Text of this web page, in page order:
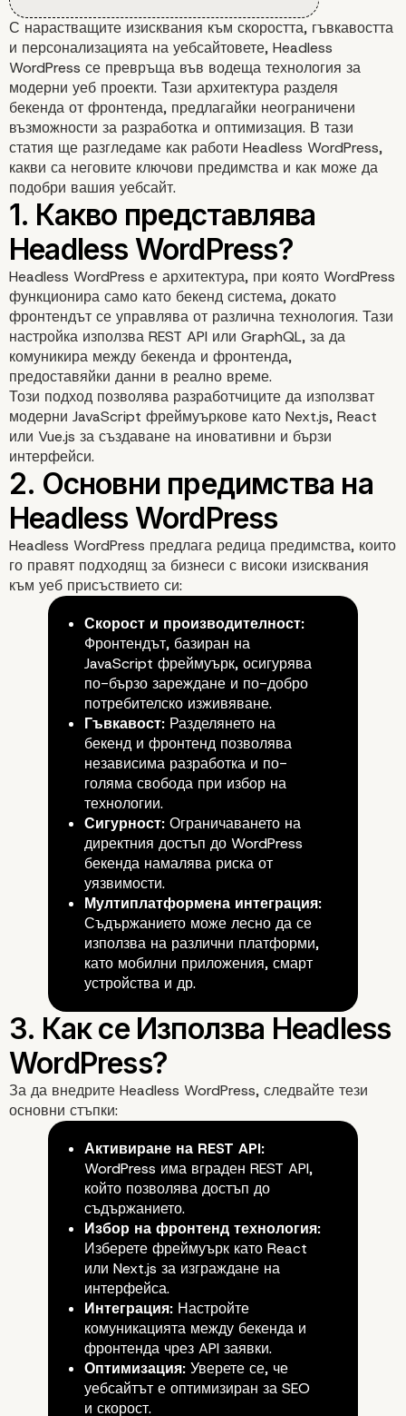
С нарастващите изисквания към скоростта, гъвкавостта
и персонализацията на уебсайтовете, Headless
WordPress се превръща във водеща технология за
модерни уеб проекти. Тази архитектура разделя
бекенда от фронтенда, предлагайки неограничени
възможности за разработка и оптимизация. В тази
статия ще разгледаме как работи Headless WordPress,
какви са неговите ключови предимства и как може да
подобри вашия уебсайт.
1. Какво представлява
Headless WordPress?
Headless WordPress е архитектура, при която WordPress
функционира само като бекенд система, докато
фронтендът се управлява от различна технология. Тази
настройка използва REST API или GraphQL, за да
комуникира между бекенда и фронтенда,
предоставяйки данни в реално време.
Този подход позволява разработчиците да използват
модерни JavaScript фреймуъркове като Next.js, React
или Vue.js за създаване на иновативни и бързи
интерфейси.
2. Основни
Headless WordPress
Headless WordPress предлага редица предимства, които
го правят подходящ за бизнеси с високи изисквания
към уеб присъствието си:
Скорост и производителност:
Фронтендът, базиран на
JavaScript фреймуърк, осигурява
по-бързо зареждане и по-добро
потребителско изживяване.
Гъвкавост:Разделянето на
бекенд и фронтенд позволява
независима разработка и по-
голяма свобода при избор на
технологии.
Сигурност:Ограничаването на
директния достъп до WordPress
бекенда намалява риска от
уязвимости.
Мултиплатформена интеграция:
Съдържанието може лесно да се
използва на различни платформи,
като мобилни приложения, смарт
устройства и др.
За да внедрите Headless WordPress, следвайте тези
основни стъпки:
Активиране на REST API:
WordPress има вграден REST API,
който позволява достъп до
съдържанието.
Избор на фронтенд технология:
Изберете фреймуърк като React
или Next.js за изграждане на
интерфейса.
Интеграция:Настройте
комуникацията между бекенда и
фронтенда чрез API заявки.
Оптимизация:Уверете се, че
уебсайтът е оптимизиран за SEO
и скорост.